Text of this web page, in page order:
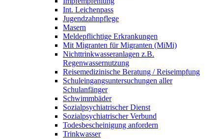
Int. Leichenpass
Jugendzahnpflege
Masern
Meldepflichtige Erkrankungen
Mit Migranten für Migranten (MiMi)
Nichttrinkwasseranlagen z.B.
Regenwassernutzung
Reisemedizinische Beratung / Reiseimpfung
Schuleingangsuntersuchungen aller
Schulanfänger
Schwimmbäder
Sozialpsychiatrischer Dienst
Sozialpsychiatrischer Verbund
Todesbescheinigung anfordern
Trinkwasser